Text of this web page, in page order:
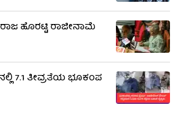
ಹೊರಟ್ಟಿ ರಾಜೀನಾಮೆ
7.1 ತೀವ್ರತೆಯ ಭೂಕಂಪ